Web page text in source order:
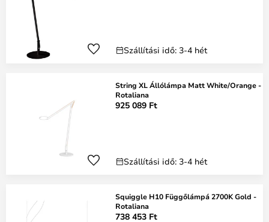
Szállítási idő: 3-4 hét
String XL Állólámpa Matt White/Orange -
Rotaliana
925 089 Ft
Szállítási idő: 3-4 hét
Squiggle H10 Függőlámpá 2700K Gold -
Rotaliana
738 453 Ft